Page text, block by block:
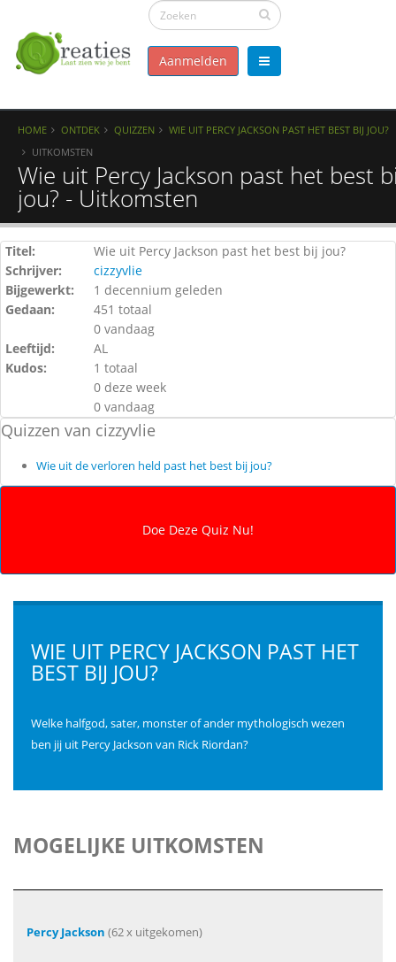
Aanmelden
HOME ONTDEK QUIZZEN
WIE UIT PERCY JACKSON PAST HET BEST BIJ JOU?
UITKOMSTEN
Wie uit Percy Jackson past het best
jou? - Uitkomsten
Titel:
Wie uit Percy Jackson past het best bij jou?
Schrijver:
cizzyvlie
Bijgewerkt:
1 decennium geleden
Gedaan:
451 totaal
0 vandaag
Leeftijd:
AL
Kudos:
1 totaal
0 deze week
0 vandaag
Quizzen van cizzyvlie
Wie uit de verloren held past het best bij jou?
WIE UIT PERCY JACKSON PAST HET
BEST BIJ JOU?
Welke halfgod, sater, monster of ander mythologisch wezen
ben jij uit Percy Jackson van Rick Riordan?
MOGELIJKE UITKOMSTEN
Percy Jackson (62 x uitgekomen)